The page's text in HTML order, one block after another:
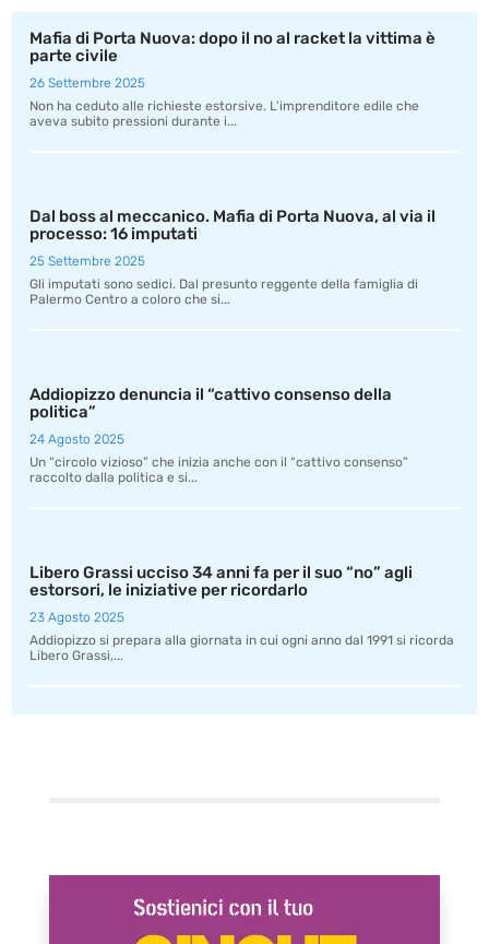
Mafia di Porta Nuova: dopo il no al racket la vittima è
parte civile
26 Settembre 2025
Non ha ceduto alle richieste estorsive. L'imprenditore edile che
aveva subito pressioni durante i...
Dal boss al meccanico. Mafia di Porta Nuova, al via il
processo: 16 imputati
25 Settembre 2025
Gli imputati sono sedici. Dal presunto reggente della famiglia di
Palermo Centro a coloro che si...
Addiopizzo denuncia il “cattivo consenso della
politica”
24 Agosto 2025
Un “circolo vizioso” che inizia anche con il “cattivo consenso”
raccolto dalla politica e si...
Libero Grassi ucciso 34 anni fa per il suo “no” agli
estorsori, le iniziative per ricordarlo
23 Agosto 2025
Addiopizzo si prepara alla giornata in cui ogni anno dal 1991 si ricorda
Libero Grassi,...